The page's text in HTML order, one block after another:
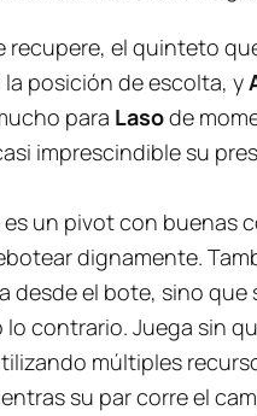
recupere, el quinteto
la posición de escolta, y
para Lasode
imprescindible su
es un pivot con buenas
dignamente.
desde el bote, sino
contrario. Juega sin
múltiples
su par corre el